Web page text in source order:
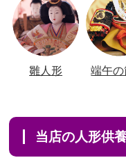
雛人形 端午の
当店の人形